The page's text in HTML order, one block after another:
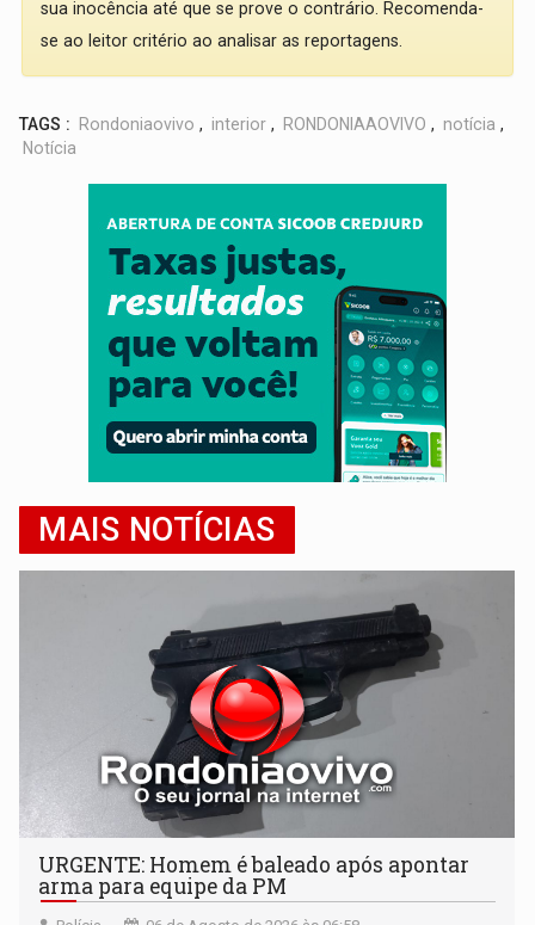
sua inocência até que se prove o contrário. Recomenda-
se ao leitor critério ao analisar as reportagens.
TAGS : Rondoniaovivo , interior , RONDONIAAOVIVO , notícia ,
Notícia
MAIS NOTÍCIAS
URGENTE: Homem é baleado após apontar
arma para equipe da PM